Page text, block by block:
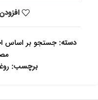
دسته: جستجو بر اساس
برچسب: